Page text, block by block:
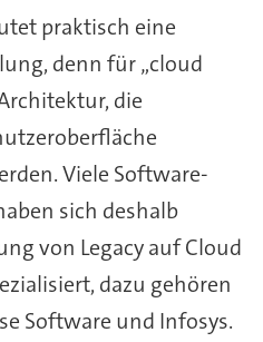
praktisch eine
denn für „cloud
die
Viele Software-
sich deshalb
von Legacy auf Cloud
dazu gehören
Software und Infosys.